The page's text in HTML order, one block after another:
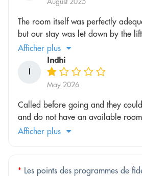
The room itself was perfectly
but our stay was let down by the
Afficher plus
I
Indhi
May 2026
Called before going and they
and do not have an available
Afficher plus
* Les points des programmes de